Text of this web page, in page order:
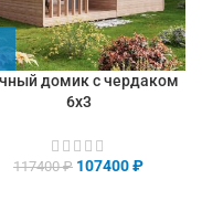
домик с чердаком
6х3
117400₽ 107400₽